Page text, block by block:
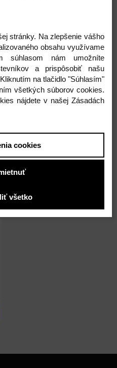
produkty
stránky. Na zlepšenie vášho
obsahu využívame
súhlasom nám umožníte
a prispôsobiť našu
na tlačidlo "Súhlasím"
všetkých súborov cookies.
nájdete v našej Zásadách
cookies
všetko